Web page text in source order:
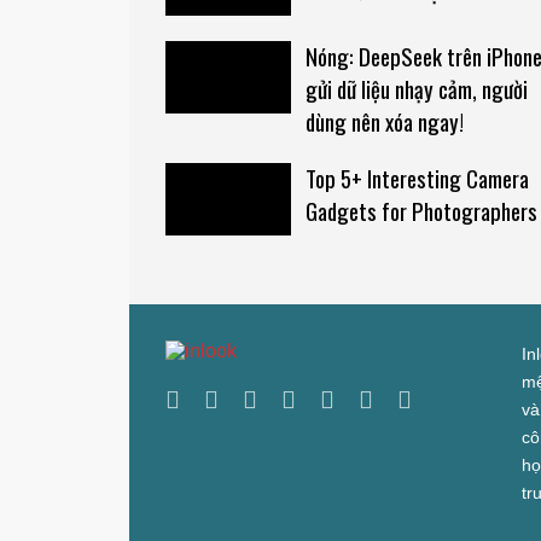
Nóng: DeepSeek trên iPhone
gửi dữ liệu nhạy cảm, người
dùng nên xóa ngay!
Top 5+ Interesting Camera
Gadgets for Photographers